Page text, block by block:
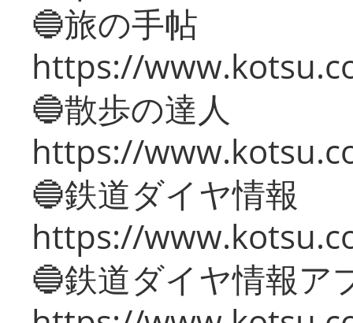
🔵旅の手帖
https://
🔵散歩の達人
https://
🔵鉄道ダイヤ情報
https://
🔵鉄道ダイヤ情報ア